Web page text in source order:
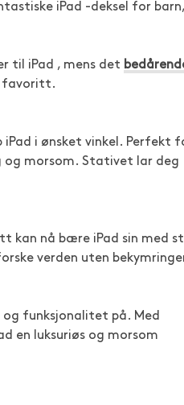
iPad -deksel for barn,
til iPad , mens det
favoritt.
i ønsket vinkel. Perfekt
og morsom. Stativet lar deg
kan nå bære iPad sin med
verden uten
funksjonalitet på. Med
en luksuriøs og morsom